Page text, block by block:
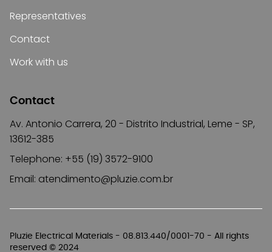
Pluzie Electrical Materials - 08.813.440/0001-70 - All rights
reserved © 2024
Representatives
Contact
Work with us
Contact
Av. Antonio Carrera, 20 - Distrito Industrial, Leme - SP,
13612-385
Telephone: +55 (19) 3572-9100
Email: atendimento@pluzie.com.br